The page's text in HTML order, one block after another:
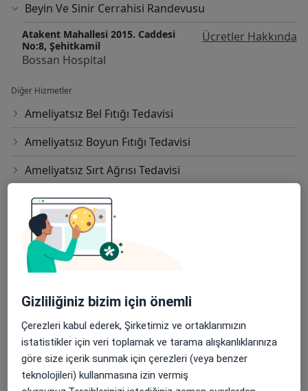
Beyin Ve Sinir Cerrahisi Randevusu
Atakent Mahallesi 2015. Caddesi
No:8, Şehitkamil
Ücretler Hakkında
Bossan Hospital
Diğer Hizmetler
Ameliyatsız Bel Fıtığı Tedavisi
Ameliyatsız Boyun Fıtığı Tedavisi
Ameliyatsız Sırt Ağrısı Tedavisi
Araknoid Kist Endoskopik Fenestrasyon
Ağrı Pompası
Baklofen Pompası Tedavisi
Bel Kanal Darlığı Ameliyatı
Bel Omurgası Revizyon Ameliyatı
Beyin Anevrizmalarının Mikrocerrahi İle Tedavisi
Gizliliğiniz bizim için önemli
Çerezleri kabul ederek, Şirketimiz ve ortaklarımızın
istatistikler için veri toplamak ve tarama alışkanlıklarınıza
göre size içerik sunmak için çerezleri (veya benzer
teknolojileri) kullanmasına izin vermiş